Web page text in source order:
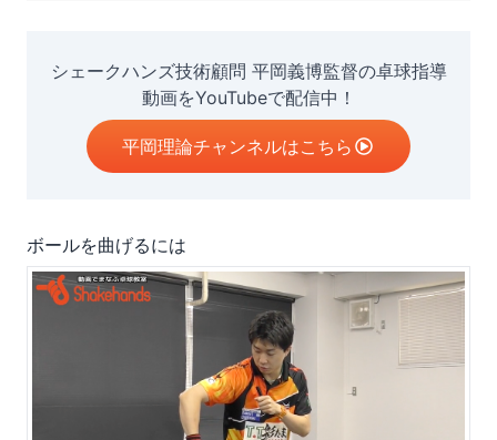
シェークハンズ技術顧問 平岡義博監督の卓球指導
動画をYouTubeで配信中！
平岡理論チャンネルはこちら
ボールを曲げるには